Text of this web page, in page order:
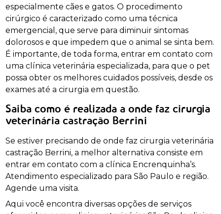
especialmente cães e gatos. O procedimento
cirúrgico é caracterizado como uma técnica
emergencial, que serve para diminuir sintomas
dolorosos e que impedem que o animal se sinta bem.
É importante, de toda forma, entrar em contato com
uma clínica veterinária especializada, para que o pet
possa obter os melhores cuidados possíveis, desde os
exames até a cirurgia em questão.
Saiba como é realizada a onde faz cirurgia
veterinária castração Berrini
Se estiver precisando de onde faz cirurgia veterinária
castração Berrini, a melhor alternativa consiste em
entrar em contato com a clínica Encrenquinha’s.
Atendimento especializado para São Paulo e região.
Agende uma visita.
Aqui você encontra diversas opções de serviços